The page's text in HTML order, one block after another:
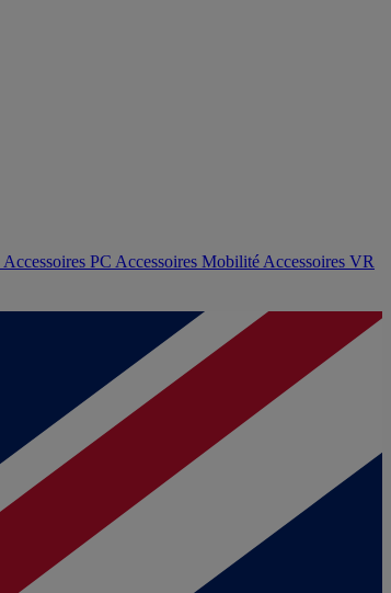
Accessoires PC Accessoires Mobilité Accessoires VR